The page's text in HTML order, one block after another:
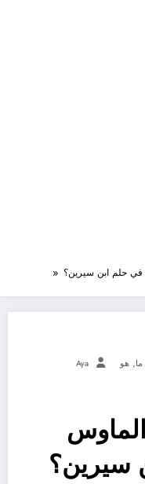
حلم ابن سيرين؟
ما, هو Aya
سيرين؟